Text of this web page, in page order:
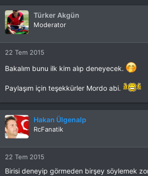
Türker Akgün
Moderator
22 Tem 2015
Bakalım bunu ilk kim alıp deneyecek.
Paylaşım için teşekkürler Mordo abi.
Hakan Ülgenalp
RcFanatik
22 Tem 2015
Birisi deneyip görmeden birşey söylemek